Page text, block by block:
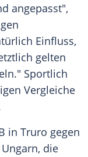
angepasst",
Einfluss,
gelten
Sportlich
Vergleiche
in Truro gegen
die